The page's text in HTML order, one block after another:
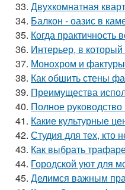
33. Двухкомнатная
34. Балкон - оазис в
35. Когда практичность
36. Интерьер, в
37. Монохром и
38. Как обшить стены
39. Преимущества
40. Полное
41. Какие культурные
42. Студия для тех, кто
43. Как выбрать
44. Городской уют для
45. Делимся важным